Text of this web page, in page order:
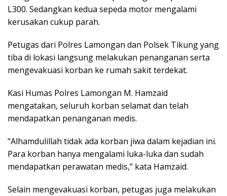
L300. Sedangkan kedua sepeda motor mengalami
kerusakan cukup parah.
Petugas dari Polres Lamongan dan Polsek Tikung yang
tiba di lokasi langsung melakukan penanganan serta
mengevakuasi korban ke rumah sakit terdekat.
Kasi Humas Polres Lamongan M. Hamzaid
mengatakan, seluruh korban selamat dan telah
mendapatkan penanganan medis.
“Alhamdulillah tidak ada korban jiwa dalam kejadian ini.
Para korban hanya mengalami luka-luka dan sudah
mendapatkan perawatan medis,” kata Hamzaid.
Selain mengevakuasi korban, petugas juga melakukan